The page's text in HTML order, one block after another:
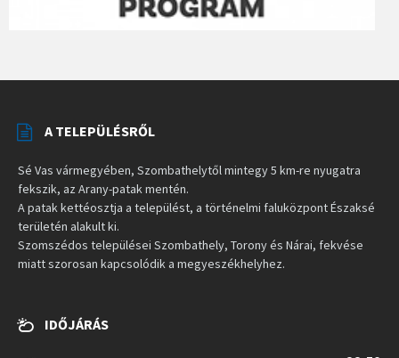
A TELEPÜLÉSRŐL
Sé Vas vármegyében, Szombathelytől mintegy 5 km-re nyugatra
fekszik, az Arany-patak mentén.
A patak kettéosztja a települést, a történelmi faluközpont Északsé
területén alakult ki.
Szomszédos települései Szombathely, Torony és Nárai, fekvése
miatt szorosan kapcsolódik a megyeszékhelyhez.
IDŐJÁRÁS